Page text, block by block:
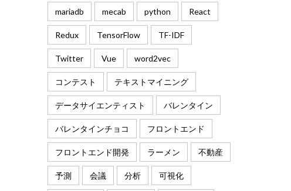
mariadb mecab python React
Redux TensorFlow TF-IDF
Twitter Vue word2vec
コンテスト テキストマイニング
データサイエンティスト バレンタイン
バレンタインチョコ フロントエンド
フロントエンド開発 ラーメン 不動産
予測 会議 分析 可視化